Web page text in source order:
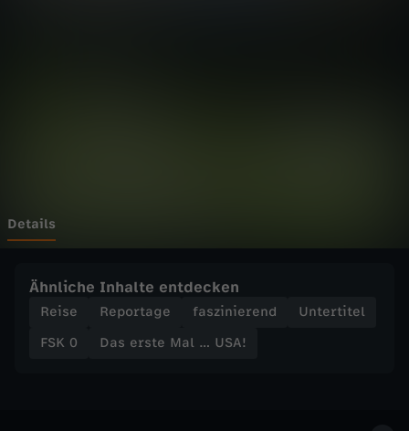
U
S
A
Details
Ähnliche Inhalte entdecken
Reise Reportage faszinierend
Untertitel
FSK 0
Das erste Mal … USA!